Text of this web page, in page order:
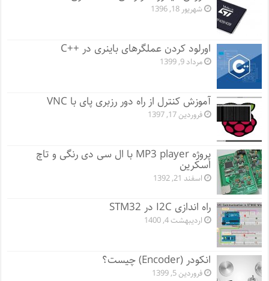
شهریور 18, 1396
اورلود کردن عملگرهای باینری در ++C
مرداد 9, 1399
آموزش کنترل از راه دور رزبری پای با VNC
فروردین 17, 1397
پروژه MP3 player با ال سی دی رنگی و تاچ
اسکرین
اسفند 21, 1392
راه اندازی I2C در STM32
اردیبهشت 4, 1400
انکودر (Encoder) چیست؟
فروردین 5, 1399